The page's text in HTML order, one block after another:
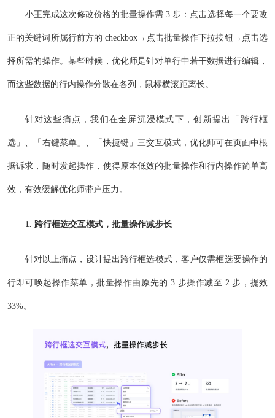
小王完成这次修改价格的批量操作需 3 步：点击选择每一个要改
正的关键词所属行前方的 checkbox→点击批量操作下拉按钮→点击选
择所需的操作。某些时候，优化师是针对单行中若干数据进行编辑，
而这些数据的行内操作分散在各列，鼠标横滚距离长。
针对这些痛点，我们在全屏沉浸模式下，创新提出「跨行框
选」、「右键菜单」、「快捷键」三交互模式，优化师可在页面中根
据诉求，随时发起操作，使得原本低效的批量操作和行内操作简单高
效，有效缓解优化师带户压力。
1. 跨行框选交互模式，批量操作减步长
针对以上痛点，设计提出跨行框选模式，客户仅需框选要操作的
行即可唤起操作菜单，批量操作由原先的 3 步操作减至 2 步，提效
33%。